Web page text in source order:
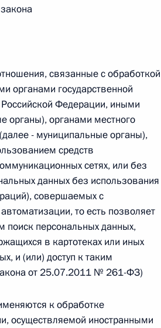
деятельности
и статьи 31 и 151 Уголовно-
закона «О внесении
связанные с обработкой
органами государственной
Российской Федерации, иными
органы), органами местного
- муниципальные органы),
средств
сетях, или без
данных без использования
совершаемых с
то есть позволяет
поиск персональных данных,
в картотеках или иных
и (или) доступ к таким
от 25.07.2011 № 261-ФЗ)
к обработке
осуществляемой иностранными